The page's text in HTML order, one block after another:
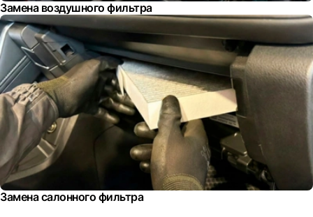
Замена воздушного фильтра
Замена салонного фильтра